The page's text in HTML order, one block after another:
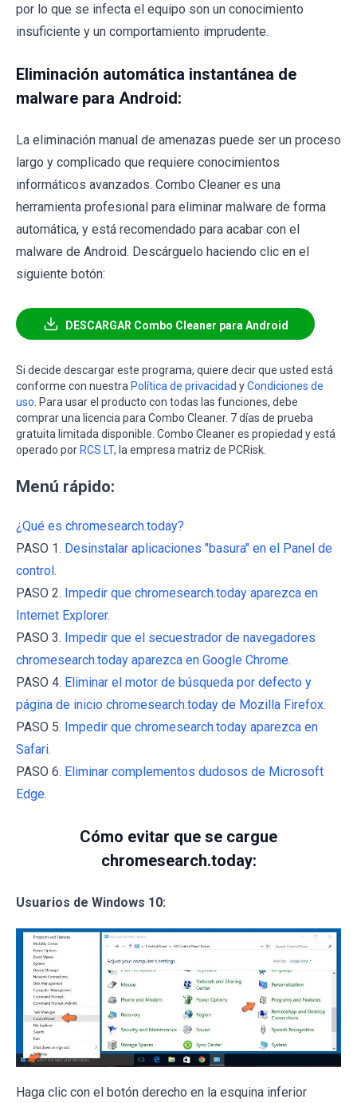
por lo que se infecta el equipo son un conocimiento
insuficiente y un comportamiento imprudente.
Eliminación automática instantánea de
malware para Android:
La eliminación manual de amenazas puede ser un proceso
largo y complicado que requiere conocimientos
informáticos avanzados. Combo Cleaner es una
herramienta profesional para eliminar malware de forma
automática, y está recomendado para acabar con el
malware de Android. Descárguelo haciendo clic en el
siguiente botón:
DESCARGAR Combo Cleaner para Android
Si decide descargar este programa, quiere decir que usted está
conforme con nuestra Política de privacidad yCondiciones de
uso . Para usar el producto con todas las funciones, debe
comprar una licencia para Combo Cleaner. 7 días de prueba
gratuita limitada disponible. Combo Cleaner es propiedad y está
operado porRCS LT, la empresa matriz de PCRisk.
Menú rápido:
¿Qué es chromesearch.today?
PASO 1. Desinstalar aplicaciones "basura" en el Panel de
control.
PASO 2. Impedir que chromesearch.today aparezca en
Internet Explorer.
PASO 3. Impedir que el secuestrador de navegadores
chromesearch.today aparezca en Google Chrome.
PASO 4. Eliminar el motor de búsqueda por defecto y
página de inicio chromesearch.today de Mozilla Firefox.
PASO 5. Impedir que chromesearch.today aparezca en
Safari.
PASO 6. Eliminar complementos dudosos de Microsoft
Edge.
Cómo evitar que se cargue
chromesearch.today:
Usuarios de Windows 10:
Haga clic con el botón derecho en la esquina inferior